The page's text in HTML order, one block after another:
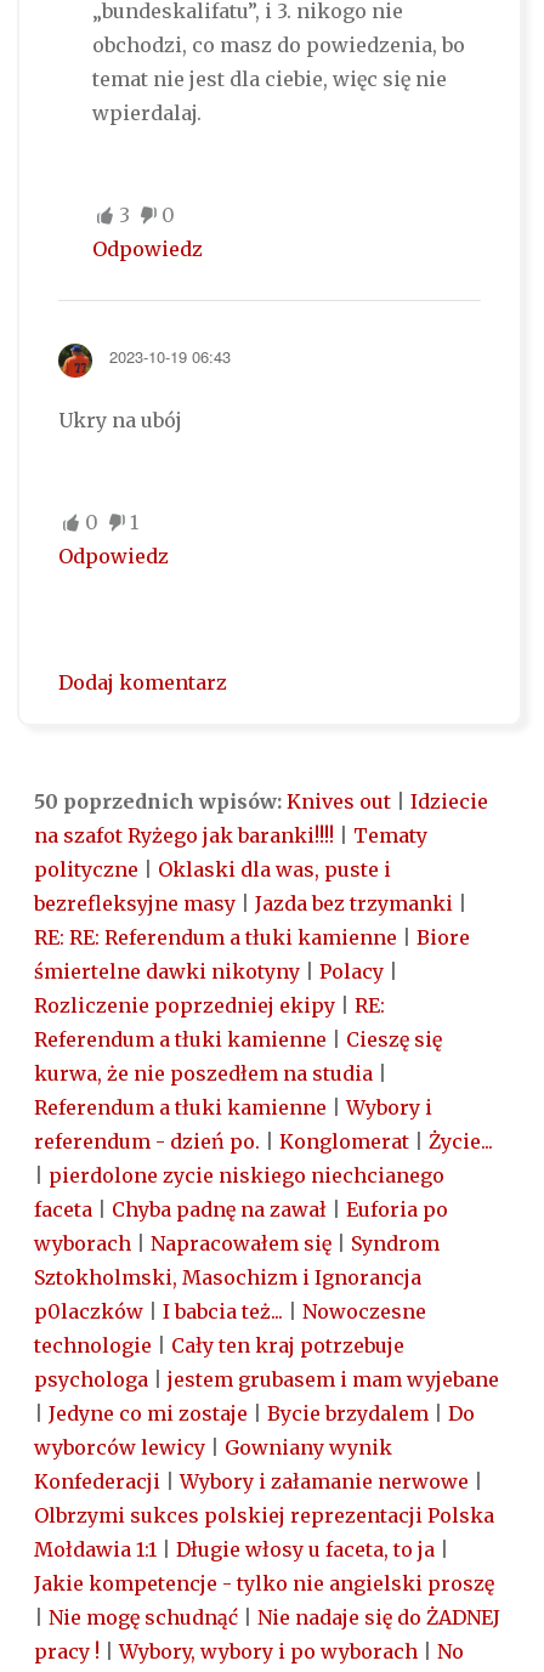
„bundeskalifatu”, i 3. nikogo nie
obchodzi, co masz do powiedzenia, bo
temat nie jest dla ciebie, więc się nie
wpierdalaj.
3
0
Odpowiedz
2023-10-19 06:43
Ukry na ubój
0
1
Odpowiedz
Dodaj komentarz
50 poprzednich wpisów: Knives out
Idziecie
na szafot Ryżego jak baranki!!!!
Tematy
polityczne
Oklaski dla was, puste i
bezrefleksyjne masy
Jazda bez trzymanki
RE: RE: Referendum a tłuki kamienne
Biore
śmiertelne dawki nikotyny
Polacy
Rozliczenie poprzedniej ekipy
RE:
Referendum a tłuki kamienne
Cieszę się
kurwa, że nie poszedłem na studia
Referendum a tłuki kamienne |Wybory i
referendum - dzień po.
Konglomerat
Życie...
pierdolone zycie niskiego niechcianego
faceta
Chyba padnę na zawał
Euforia po
wyborach
Napracowałem się
Syndrom
Sztokholmski, Masochizm i Ignorancja
p0laczków
I babcia też...
Nowoczesne
technologie
Cały ten kraj potrzebuje
psychologa
jestem grubasem i mam wyjebane
Jedyne co mi zostaje Bycie brzydalem
Do
wyborców lewicy
Gowniany wynik
Konfederacji |Wybory i załamanie nerwowe
Olbrzymi sukces polskiej reprezentacji Polska
Mołdawia 1:1
Długie włosy u faceta, to ja
Jakie kompetencje - tylko nie angielski proszę
Nie mogę schudnąć
Nie nadaje się do ŻADNEJ
pracy ! |Wybory, wybory i po wyborach
No